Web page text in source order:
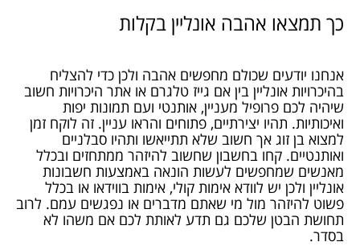
כך תמצאו אהבה אונליין בקלות
אנחנו יודעים שכולם מחפשים אהבה ולכן כדי להצליח
בהיכרויות אונליין בין אם גייז טלגרם או אתר היכרויות חשוב
שיהיה לכם פרופיל מעניין, אותנטי ועם תמונות יפות
ואיכותיות. תהיו יצירתיים, פתוחים והראו עניין. זה לוקח זמן
למצוא בן זוג אך חשוב שלא תתייאשו ותהיו סבלניים
ואותנטיים. קחו בחשבון שחשוב להיזהר ממתחזים ובכלל
מאנשים שמחפשים לעשות הונאה באמצעות חשבונות
אונליין ולכן יש לוודא אימות קולי, אימות בווידאו או בכלל
פשוט להיזהר מול מי שאתם מדברים או נפגשים עמם. לרוב
תחושת הבטן שלכם גם תדע לאותת לכם אם משהו לא
בסדר.